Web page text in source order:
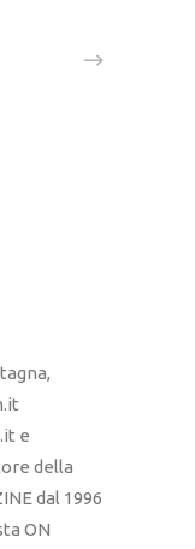
e
della
dal 1996
ON